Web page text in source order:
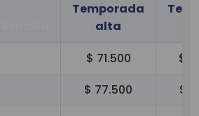
Temporada
alta
$ 71.500
$
$ 77.500
$